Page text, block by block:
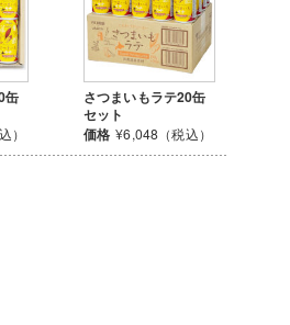
缶
）
さつまいもラテ20缶
セット
価格 ¥6,048（税込）